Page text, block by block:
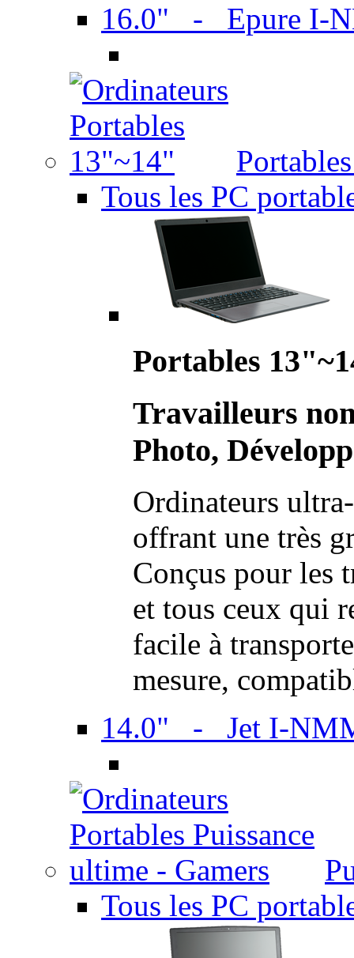
16.0" - Epure I-
Tous les PC
Portables
Travailleurs
Photo,
Ordinateurs
offrant une très
Conçus pour les
et tous ceux qui
facile à
mesure,
14.0" - Jet I-
Tous les PC